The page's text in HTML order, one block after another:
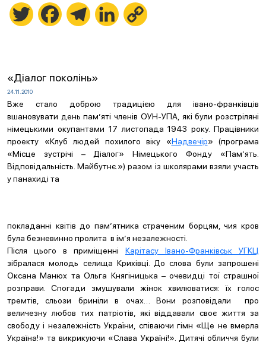
Twitter FacebookTelegramLinkedIn
«Діалог поколінь»
24.11.2010
Вже стало доброю традицією для івано-франківців
вшановувати день пам’яті членів ОУН-УПА, які були розстріляні
німецькими окупантами 17 листопада 1943 року. Працівники
проекту «Клуб людей похилого віку «Надвечір» (програма
«Місце зустрічі – Діалог» Німецького Фонду «Пам’ять.
Відповідальність. Майбутнє.») разом із школярами взяли участь
у панахиді та
покладанні квітів до пам’ятника страченим борцям, чия кров
була безневинно пролита в ім’я незалежності.
Після цього в приміщенні Карітасу Івано-Франківськ УГКЦ
зібралася молодь селища Крихівці. До слова були запрошені
Оксана Манюх та Ольга Княгіницька – очевидці тої страшної
розправи. Спогади змушували жінок хвилюватися: їх голос
тремтів, сльози бриніли в очах… Вони розповідали про
величезну любов тих патріотів, які віддавали своє життя за
свободу і незалежність України, співаючи гімн «Ще не вмерла
Україна!» та викрикуючи «Слава Україні!». Дитячі обличчя були